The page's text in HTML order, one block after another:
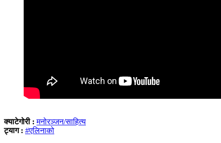
क्याटेगोरी :मनोरञ्जन/साहित्य
ट्याग : #एलिनाको